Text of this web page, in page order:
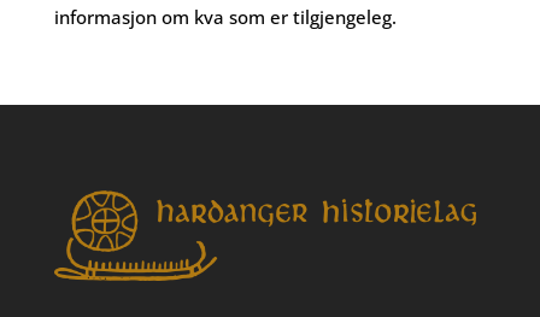
informasjon om kva som er tilgjengeleg.